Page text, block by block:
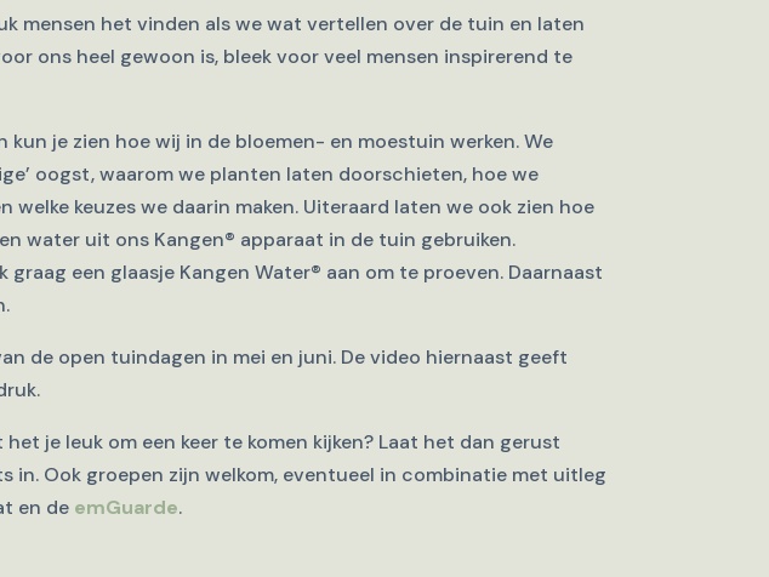
mensen het vinden als we wat vertellen over de tuin en laten
ons heel gewoon is, bleek voor veel mensen inspirerend te
kun je zien hoe wij in de bloemen- en moestuin werken. We
oogst, waarom we planten laten doorschieten, hoe we
welke keuzes we daarin maken. Uiteraard laten we ook zien hoe
water uit ons Kangen® apparaat in de tuin gebruiken.
graag een glaasje Kangen Water® aan om te proeven. Daarnaast
de open tuindagen in mei en juni. De video hiernaast geeft
je leuk om een keer te komen kijken? Laat het dan gerust
in. Ook groepen zijn welkom, eventueel in combinatie met uitleg
en de emGuarde.